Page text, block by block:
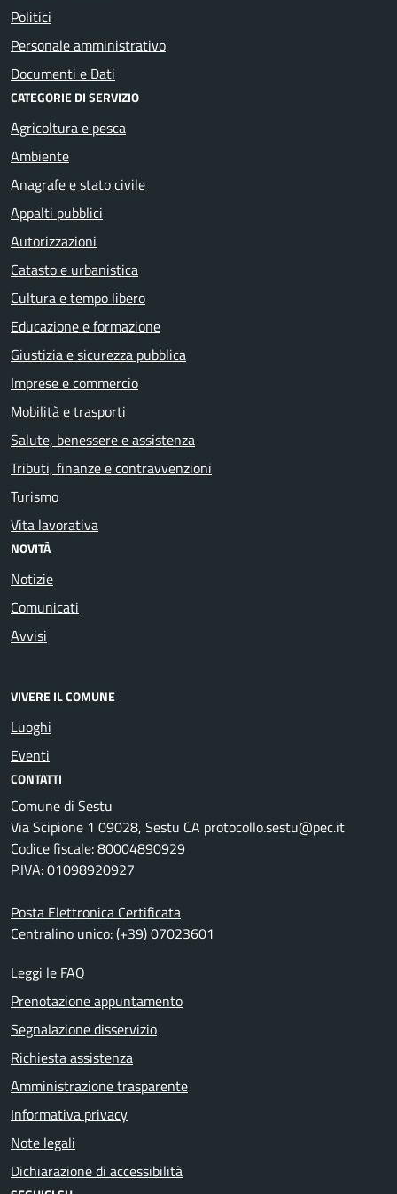
Politici
Personale amministrativo
Documenti e Dati
CATEGORIE DI SERVIZIO
Agricoltura e pesca
Ambiente
Anagrafe e stato civile
Appalti pubblici
Autorizzazioni
Catasto e urbanistica
Cultura e tempo libero
Educazione e formazione
Giustizia e sicurezza pubblica
Imprese e commercio
Mobilità e trasporti
Salute, benessere e assistenza
Tributi, finanze e contravvenzioni
Turismo
Vita lavorativa
NOVITÀ
Notizie
Comunicati
Avvisi
VIVERE IL COMUNE
Luoghi
Eventi
CONTATTI
Comune di Sestu
Via Scipione 1 09028, Sestu CA protocollo.sestu@pec.it
Codice fiscale: 80004890929
P.IVA: 01098920927
Posta Elettronica Certificata
Centralino unico: (+39) 07023601
Leggi le FAQ
Prenotazione appuntamento
Segnalazione disservizio
Richiesta assistenza
Amministrazione trasparente
Informativa privacy
Note legali
Dichiarazione di accessibilità